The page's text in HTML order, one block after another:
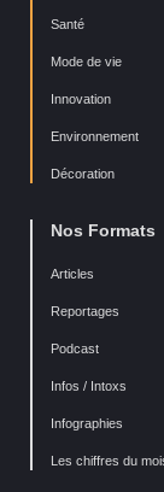
Santé
Mode de vie
Innovation
Environnement
Décoration
Nos Formats
Articles
Reportages
Podcast
Infos / Intoxs
Infographies
Les chiffres du